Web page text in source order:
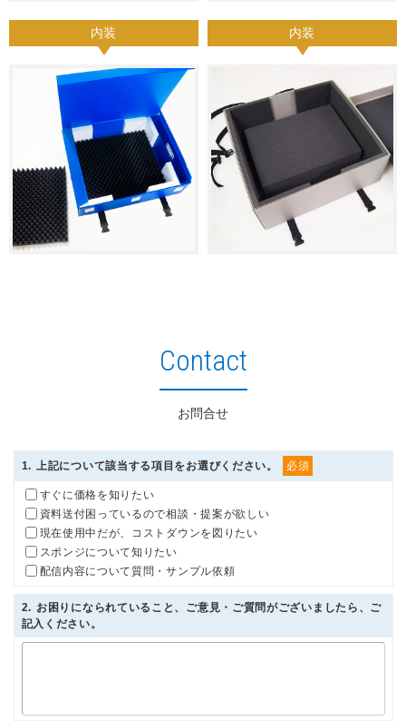
内装 内装
Contact
お問合せ
1. 上記について該当する項目をお選びください。 必須
すぐに価格を知りたい
資料送付困っているので相談・提案が欲しい
現在使用中だが、コストダウンを図りたい
スポンジについて知りたい
配信内容について質問・サンプル依頼
2. お困りになられていること、ご意見・ご質問がございましたら、ご
記入ください。